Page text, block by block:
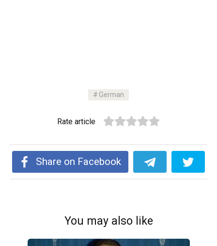
German
Rate article
Share on Facebook
You may also like